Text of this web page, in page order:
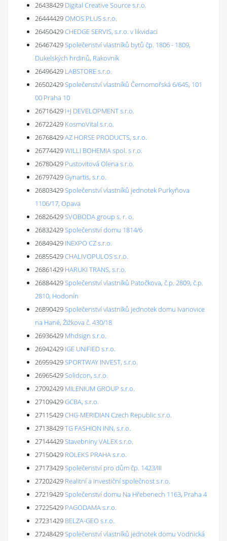
26438429 Digital Creative Source s.r.o.
26444429OMOS PLUS s.r.o.
26450429CHEDGE SERVIS, s.r.o. v likvidaci
26467429Společenství vlastníků bytů čp. 1806 - 1809,
Dukelských hrdinů, Rakovník
26496429 LABSTORE s.r.o.
26502429Společenství vlastníků Černomořská 6/645, 101
00 Praha 10
26716429 I+J DEVELOPMENT s.r.o.
26722429 KosmoVital s.r.o.
26768429AZ HORSE PRODUCTS, s.r.o.
26774429WILLI BOHEMIA spol. s r.o.
26780429 Pustovitová Olena s.r.o.
26797429Gynartis, s.r.o.
26803429Společenství vlastníků jednotek Purkyňova
1106/17, Opava
26826429SVOBODA group s. r. o.
26832429Společenství domu 1814/6
26849429 INEXPO CZ s.r.o.
26855429CHALIVOPULOS s.r.o.
26861429 HARUKI TRANS, s.r.o.
26884429Společenství vlastníků Patočkova, č.p. 2809, č.p.
2810, Hodonín
26890429Společenství vlastníků jednotek domu Ivanovice
na Hané, Žižkova č. 430/18
26936429 Mhdsign s.r.o.
26942429 IGE UNIFIED s.r.o.
26959429SPORTWAY INVEST, s.r.o.
26965429Solidcon, s.r.o.
27092429 MILENIUM GROUP s.r.o.
27109429GCBA, s.r.o.
27115429CHG-MERIDIAN Czech Republic s.r.o.
27138429TG FASHION INN, s.r.o.
27144429Stavebniny VALEX s.r.o.
27150429 ROLEKS PRAHA s.r.o.
27173429Společenství pro dům čp. 1423/III
27202429 Realitní a investiční společnost s.r.o.
27219429Společenství domu Na Hřebenech 1163, Praha 4
27225429 PAGODAMA s.r.o.
27231429 BELZA-GEO s.r.o.
27248429Společenství vlastníků jednotek domu Vodnická